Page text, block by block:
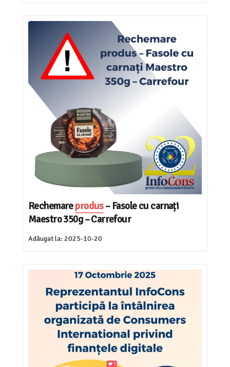
Rechemareprodus– Fasole cu carnați
Maestro 350g – Carrefour
Adăugat la: 2025-10-20